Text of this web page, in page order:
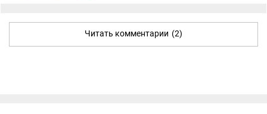
Читать комментарии (2)